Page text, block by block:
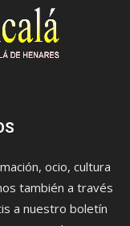
ocio, cultura
también a través
a nuestro boletín